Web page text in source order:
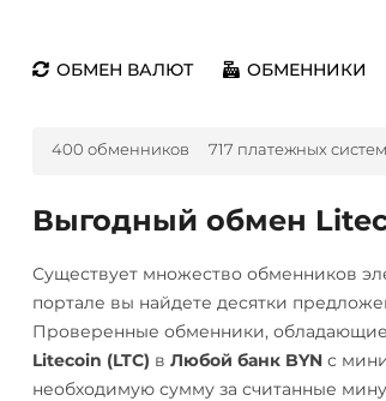
ОБМЕН ВАЛЮТ ОБМЕННИКИ
400 обменников 717 платежных систем
Выгодный обмен
Существует множество обменников
портале вы найдете десятки
Проверенные обменники,
Litecoin (LTC) в Любой банк BYNс
необходимую сумму за считанные